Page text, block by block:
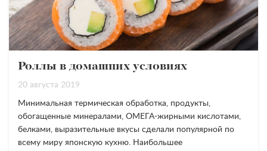
Роллы в домашних условиях
20 августа 2019
Минимальная термическая обработка, продукты,
обогащенные минералами, ОМЕГА-жирными кислотами,
белками, выразительные вкусы сделали популярной по
всему миру японскую кухню. Наибольшее